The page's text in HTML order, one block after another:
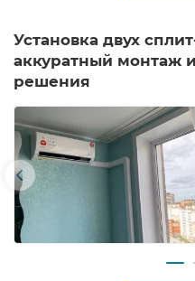
Установка двух
аккуратный монтаж
решения